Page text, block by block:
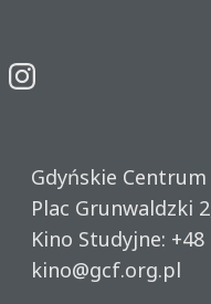
Gdyńskie
Plac Grunwaldzki
Kino Studyjne: +48
kino@gcf.org.pl